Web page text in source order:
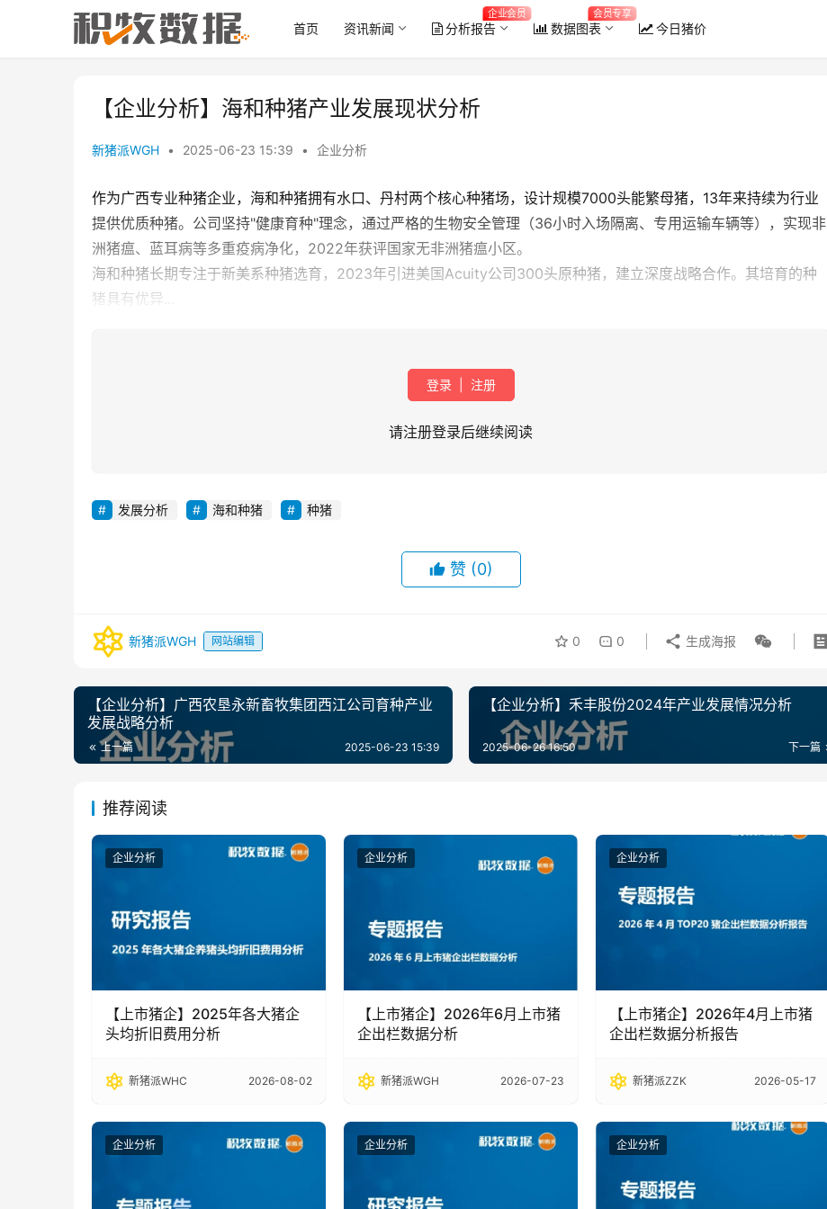
首页 资讯新闻 分析报告
企业会员
数据图表
会员专享
今日猪价
【企业分析】海和种猪产业发展现状分析
新猪派WGH • 2025-06-23 15:39 • 企业分析
作为广西专业种猪企业，海和种猪拥有水口、丹村两个核心种猪场，设计规模7000头能繁母猪，13年来持续为行业
提供优质种猪。公司坚持"健康育种"理念，通过严格的生物安全管理（36小时入场隔离、专用运输车辆等），实现非
洲猪瘟、蓝耳病等多重疫病净化，2022年获评国家无非洲猪瘟小区。
海和种猪长期专注于新美系种猪选育，2023年引进美国Acuity公司300头原种猪，建立深度战略合作。其培育的种
猪具有优异...
登录 注册
请注册登录后继续阅读
发展分析 海和种猪 种猪
赞 (0)
新猪派WGH 网站编辑 0 0 生成海报
【企业分析】广西农垦永新畜牧集团西江公司育种产业
发展战略分析
上一篇 2025-06-23 15:39
【企业分析】禾丰股份2024年产业发展情况分析
下一篇
2025-06-26 16:50
推荐阅读
企业分析
【上市猪企】2025年各大猪企
头均折旧费用分析
新猪派WHC 2026-08-02
企业分析
【上市猪企】2026年6月上市猪
企出栏数据分析
新猪派WGH 2026-07-23
企业分析
【上市猪企】2026年4月上市猪
企出栏数据分析报告
新猪派ZZK 2026-05-17
企业分析 企业分析 企业分析
2026年6月全国能繁母猪存栏量